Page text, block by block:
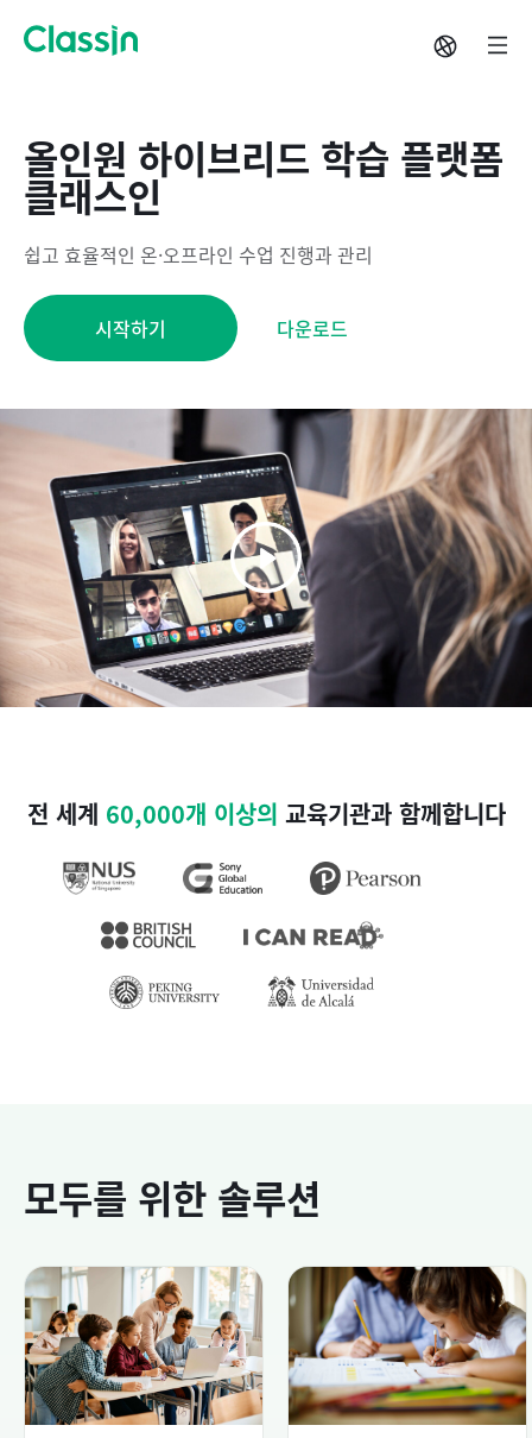
올인원 하이브리드 학습 플랫폼
클래스인
쉽고 효율적인 온·오프라인 수업 진행과 관리
시작하기 다운로드
전 세계 60,000개 이상의 교육기관과 함께합니다
모두를 위한 솔루션